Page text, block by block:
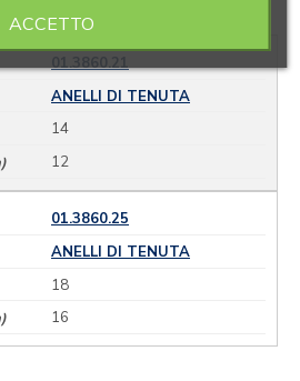
01.3860.21
ANELLI DI TENUTA
14
12
01.3860.25
ANELLI DI TENUTA
18
16
ACCETTO